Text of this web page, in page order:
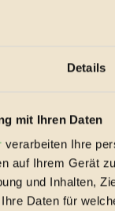
Details
mit Ihren Daten
verarbeiten Ihre
auf Ihrem Gerät
und Inhalten,
Daten für